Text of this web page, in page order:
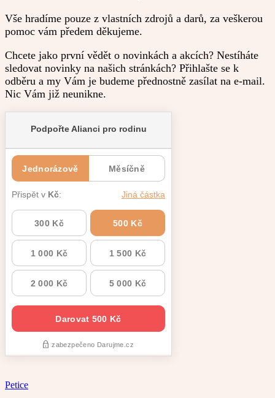
Vše hradíme pouze z vlastních zdrojů a darů, za veškerou
pomoc vám předem děkujeme.
Chcete jako první vědět o novinkách a akcích? Nestíháte
sledovat novinky na našich stránkách? Přihlašte se k
odběru a my Vám je budeme přednostně zasílat na e-mail.
Nic Vám již neunikne.
Petice